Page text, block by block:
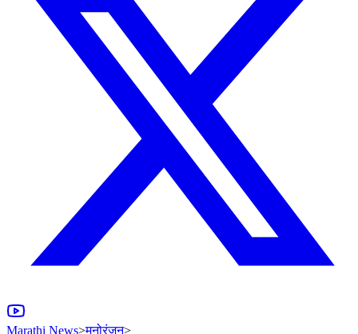
Marathi News>मनोरंजन>